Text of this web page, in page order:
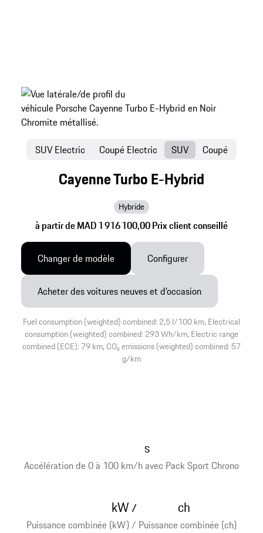
Cayenne Turbo E-Hybrid
Hybride
à partir de MAD 1 916 100,00 Prix client conseillé
SUV Electric Coupé Electric SUV Coupé
Changer de modèle Configurer
Acheter des voitures neuves et d’occasion
Fuel consumption (weighted) combined: 2,5 l/100 km, Electrical
consumption (weighted) combined: 293 Wh/km, Electric range
combined (ECE): 79 km, CO₂ emissions (weighted) combined: 57
g/km
Accélération de 0 à 100 km/h avec Pack Sport Chrono
s
Puissance combinée (kW) / Puissance combinée (ch)
kW/ ch